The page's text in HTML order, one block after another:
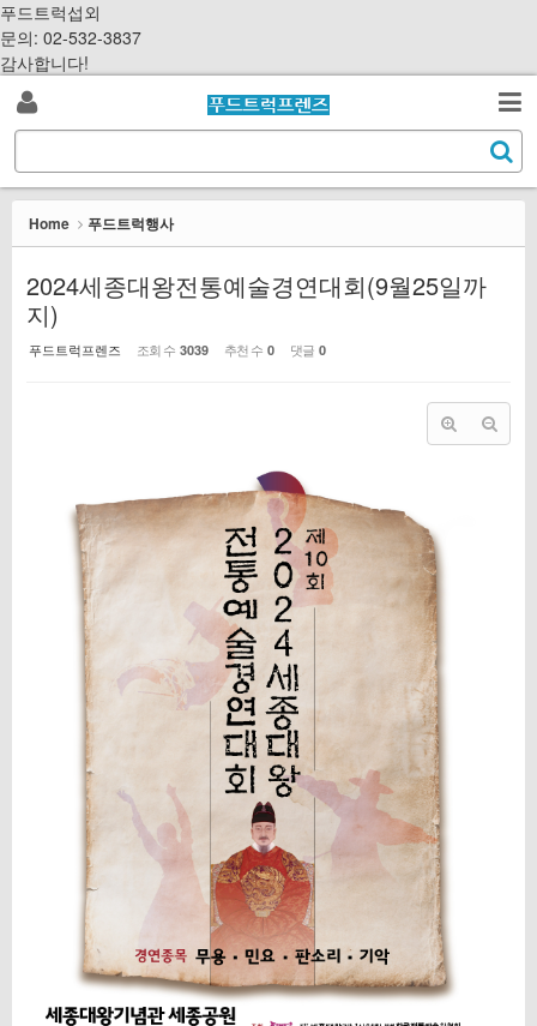
푸드트럭섭외
문의: 02-532-3837
감사합니다!
S
k
i
o
로
인
검
색
e
a
c
Home 푸드트럭행사
2024세종대왕전통예술경연대회(9월25일까
지)
푸드트럭프렌즈 조회 수 3039 추천 수 0 댓글 0